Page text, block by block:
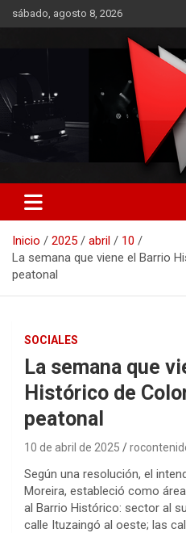
Saltar
al
sábado, agosto 8, 2026
RO
Inicio 2025 abril
10
La semana que viene el Barrio
peatonal
SOCIALES
La semana que
Histórico de
peatonal
10 de abril de 2025
Según una resolución, el
Moreira, estableció como
al Barrio Histórico: sector al
calle Ituzaingó al oeste; las